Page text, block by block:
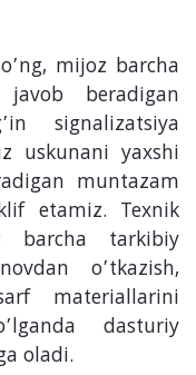
mijoz barcha
beradigan
signalizatsiya
uskunani yaxshi
muntazam
etamiz. Texnik
barcha tarkibiy
o’tkazish,
materiallarini
dasturiy
oladi.